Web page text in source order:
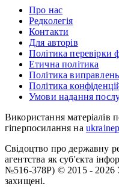
Про нас
Редколегія
Контакти
Для авторів
Політика перевірки
Етична політика
Політика виправлень
Політика
Умови надання
Використання матеріалів
гіперпосилання на
Свідоцтво про державну
агентства як суб'єкта
№516-378Р) © 2015 - 2026
захищені.